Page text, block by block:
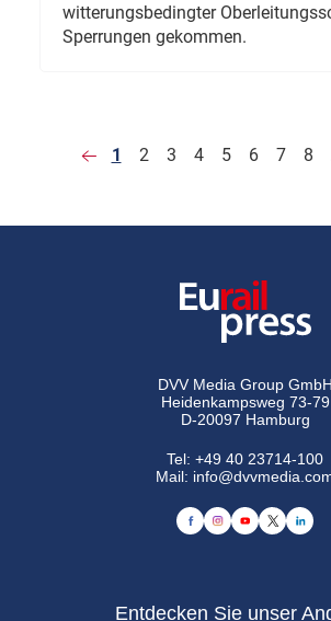
witterungsbedingter
Sperrungen gekommen.
1 2 3 4 5 6 7 8
DVV Media Group GmbH
Heidenkampsweg 73-79
D-20097 Hamburg
Tel:+49 40 23714-100
Mail:
Entdecken Sie unser